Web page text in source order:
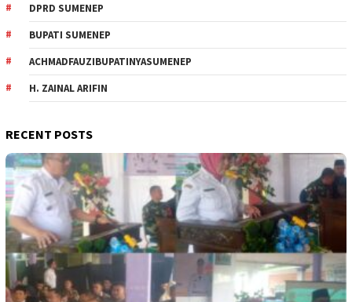
DPRD SUMENEP
BUPATI SUMENEP
ACHMADFAUZIBUPATINYASUMENEP
H. ZAINAL ARIFIN
RECENT POSTS